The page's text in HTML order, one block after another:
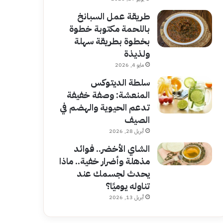
طريقة عمل السبانخ
باللحمة مكتوبة خطوة
بخطوة بطريقة سهلة
ولذيذة
مايو 4, 2026
سلطة الديتوكس
المنعشة: وصفة خفيفة
تدعم الحيوية والهضم في
الصيف
أبريل 28, 2026
الشاي الأخضر.. فوائد
مذهلة وأضرار خفية.. ماذا
يحدث لجسمك عند
تناوله يوميًا؟
أبريل 13, 2026